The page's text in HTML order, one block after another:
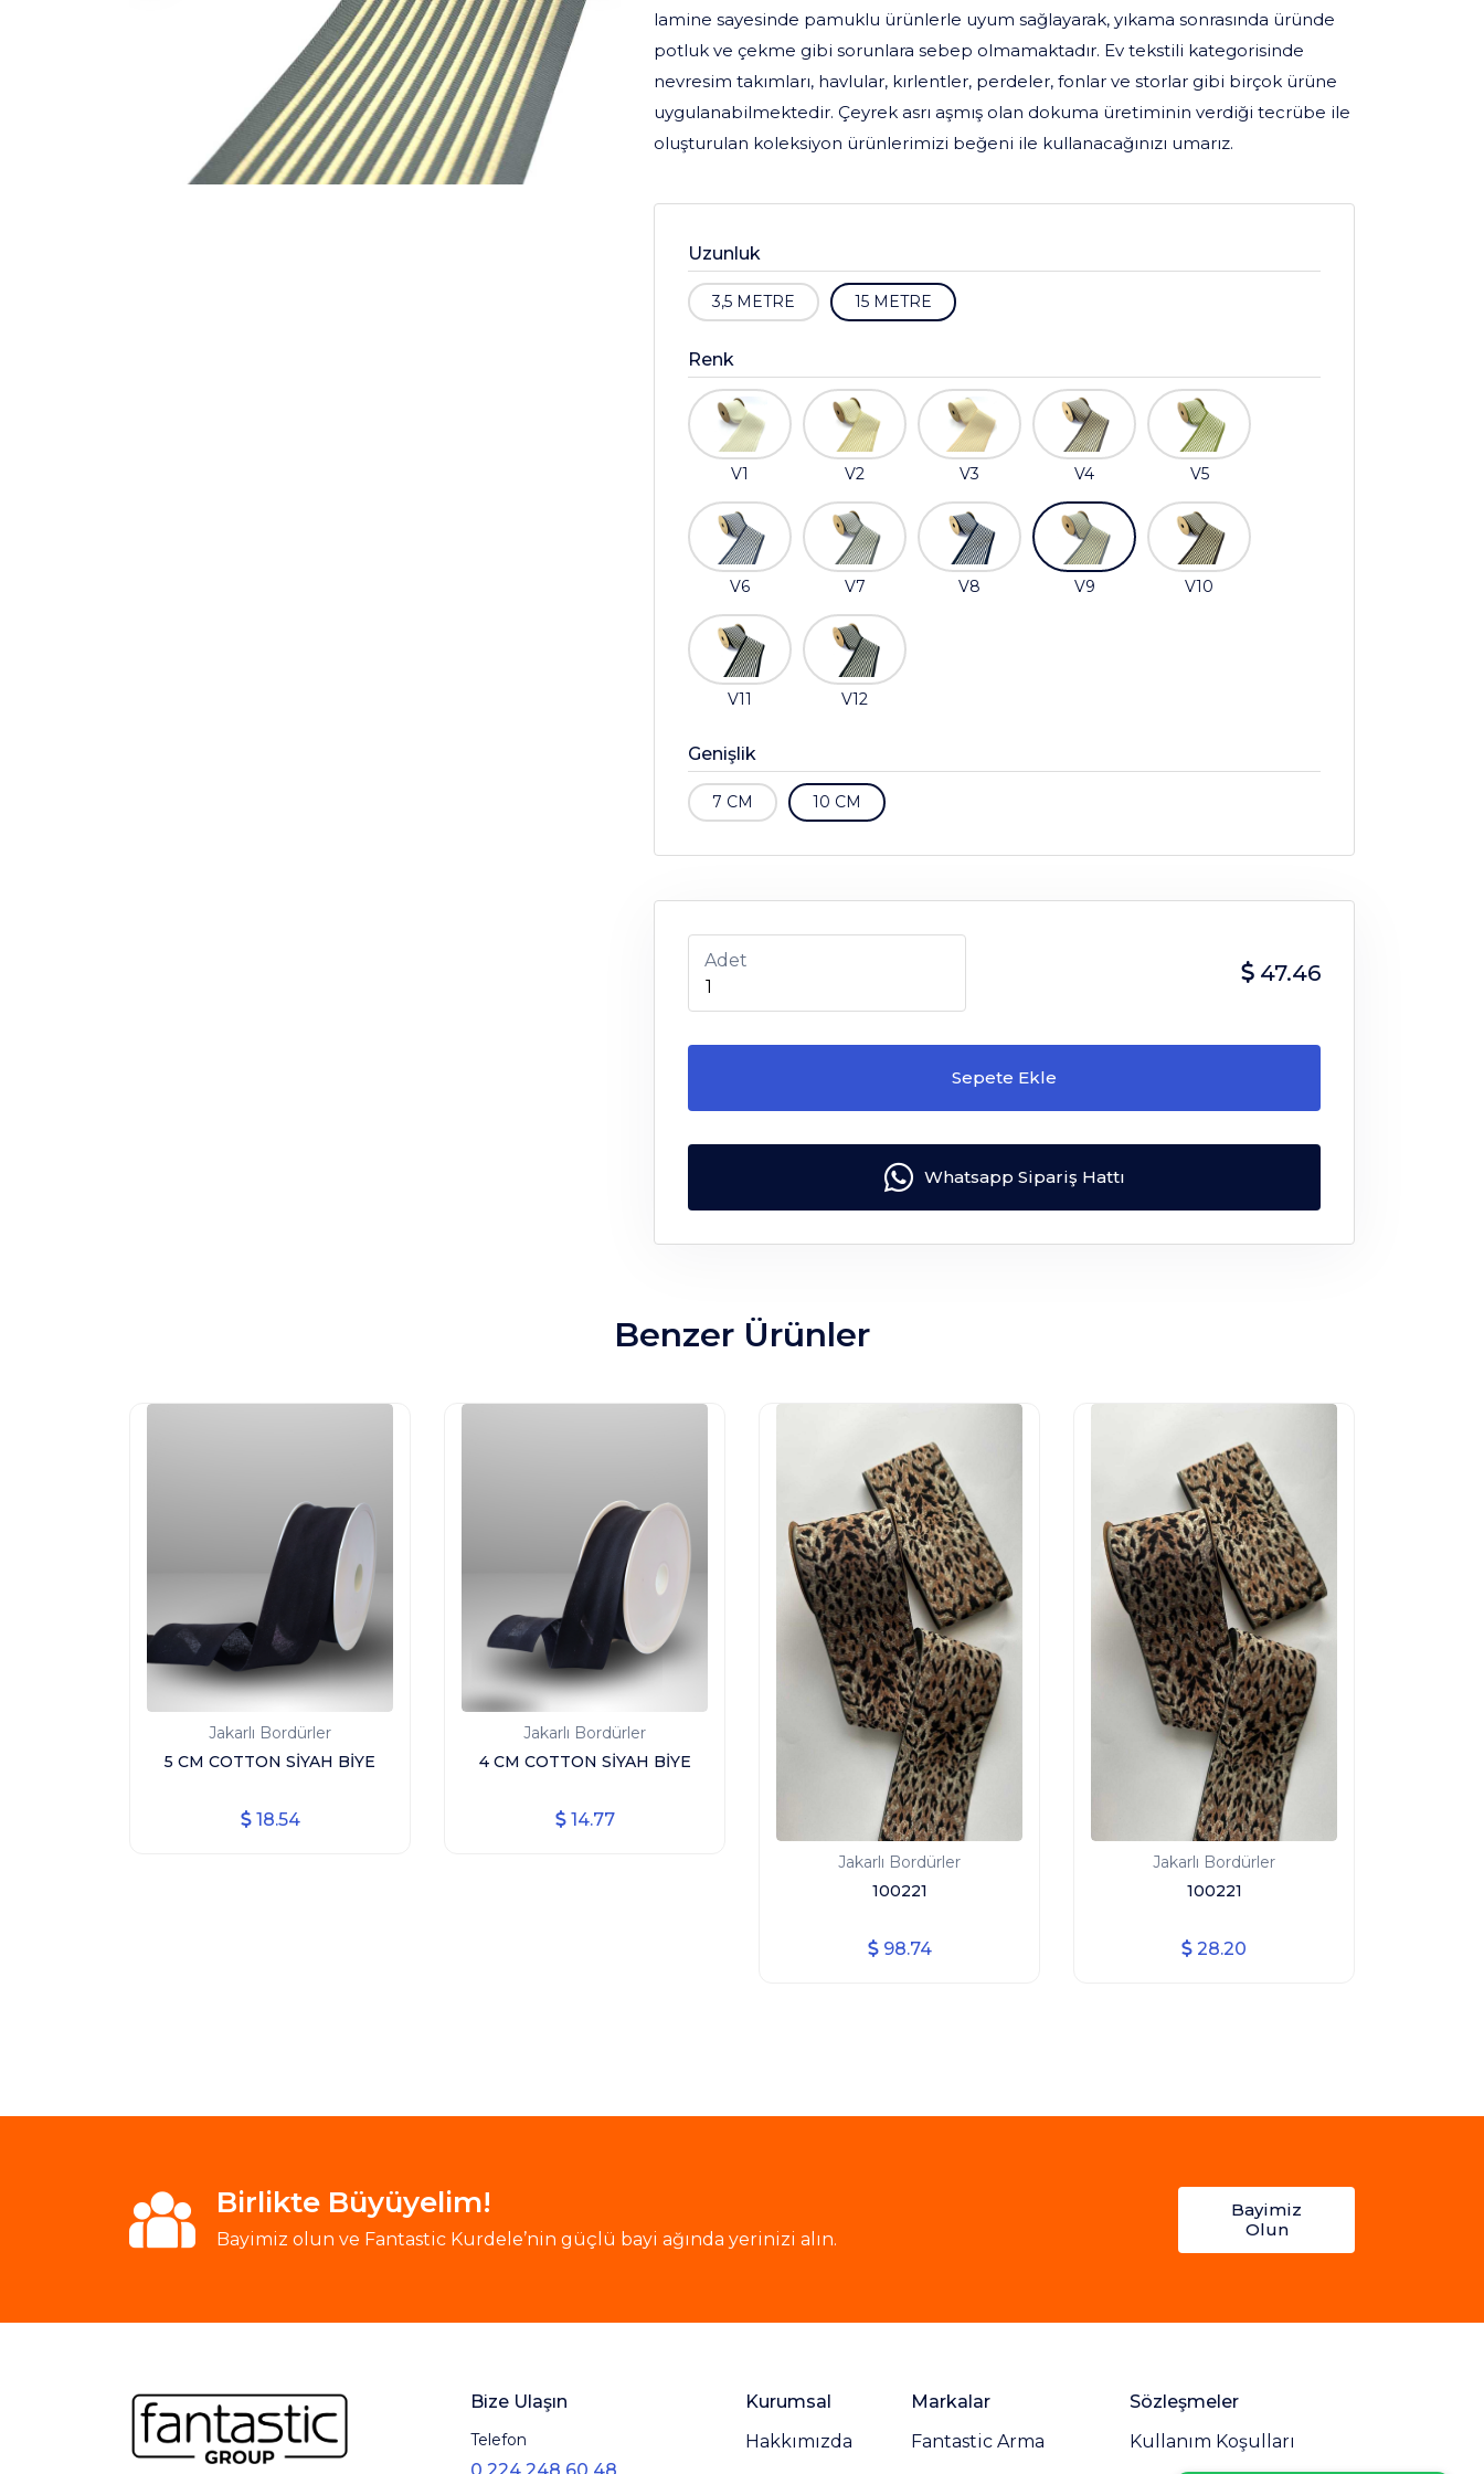
lamine sayesinde pamuklu ürünlerle uyum sağlayarak, yıkama sonrasında üründe
potluk ve çekme gibi sorunlara sebep olmamaktadır. Ev tekstili kategorisinde
nevresim takımları, havlular, kırlentler, perdeler, fonlar ve storlar gibi birçok ürüne
uygulanabilmektedir. Çeyrek asrı aşmış olan dokuma üretiminin verdiği tecrübe ile
oluşturulan koleksiyon ürünlerimizi beğeni ile kullanacağınızı umarız.
Uzunluk
3,5 METRE 15 METRE
Renk
V1 V2 V3 V4 V5
V6 V7 V8 V9 V10
V11 V12
Genişlik
7 CM 10 CM
Adet 47.46
Sepete Ekle
Whatsapp Sipariş Hattı
Benzer Ürünler
Jakarlı Bordürler
5 CM COTTON SİYAH BİYE
18.54
Jakarlı Bordürler
4 CM COTTON SİYAH BİYE
14.77
Jakarlı Bordürler
100221
98.74
Jakarlı Bordürler
100221
28.20
Birlikte Büyüyelim!
Bayimiz olun ve Fantastic Kurdele’nin güçlü bayi ağında yerinizi alın.
Bayimiz
Olun
Bize Ulaşın
Telefon
Kurumsal
Hakkımızda
Markalar
Fantastic Arma
Sözleşmeler
Kullanım Koşulları